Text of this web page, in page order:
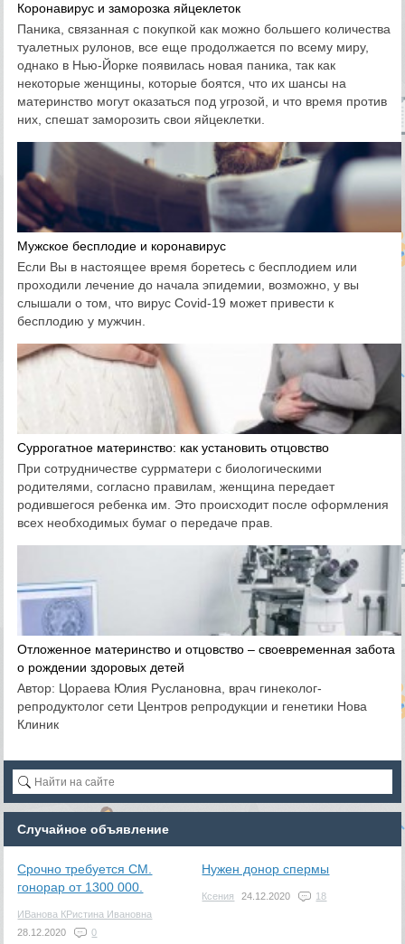
Коронавирус и заморозка яйцеклеток
Паника, связанная с покупкой как можно большего количества
туалетных рулонов, все еще продолжается по всему миру,
однако в Нью-Йорке появилась новая паника, так как
некоторые женщины, которые боятся, что их шансы на
материнство могут оказаться под угрозой, и что время против
них, спешат заморозить свои яйцеклетки.
Мужское бесплодие и коронавирус
Если Вы в настоящее время боретесь с бесплодием или
проходили лечение до начала эпидемии, возможно, у вы
слышали о том, что вирус Covid-19 может привести к
бесплодию у мужчин.
Суррогатное материнство: как установить отцовство
При сотрудничестве суррматери с биологическими
родителями, согласно правилам, женщина передает
родившегося ребенка им. Это происходит после оформления
всех необходимых бумаг о передаче прав.
Отложенное материнство и отцовство – своевременная забота
о рождении здоровых детей
Автор: Цораева Юлия Руслановна, врач гинеколог-
репродуктолог сети Центров репродукции и генетики Нова
Клиник
Случайное объявление
Срочно требуется СМ.
гонорар от 1300 000.
ИВанова КРистина Ивановна
28.12.2020
0
Нужен донор спермы
Ксения 24.12.2020 18